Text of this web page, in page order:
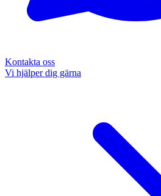
Kontakta oss
Vi hjälper dig gärna